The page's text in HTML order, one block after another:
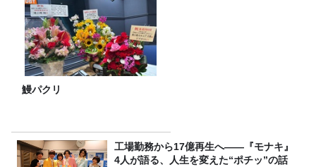
鰻パクリ
工場勤務から17億再生へ——『モナキ』
4人が語る、人生を変えた“ポチッ”の話